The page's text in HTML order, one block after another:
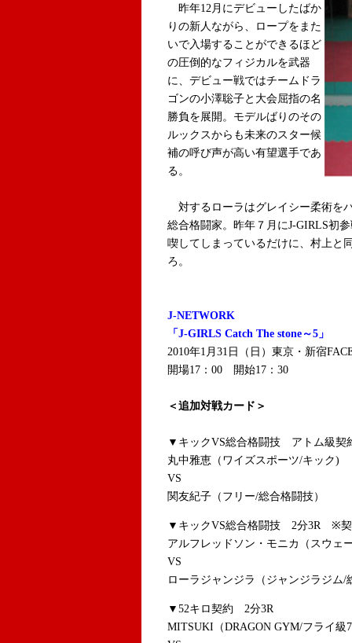
昨年12月にデビューしたばか
りの新人ながら、ロープをまた
いで入場することができるほど
の圧倒的なフィジカルを武器
に、デビュー戦ではチームドラ
ゴンの小澤聡子と大会屈指の名
勝負を展開。モデルばりのその
ルックスからも未来のスター候
補の呼び声が高い有望選手であ
る。
対するローラはグレイシー柔術を
総合格闘家。昨年７月にJ-GIRLS初
喫してしまっているだけに、村上と
ろ。
J-NETWORK
「J-GIRLS Catch The stone～5」
2010年1月31日（日）東京・新宿
開場17：00 開始17：30
＜追加対戦カード＞
▼キックVS総合格闘技 アトム級契
丸中雅恵（ワイズスポーツ/キック)
VS
関友紀子（フリー/総合格闘技）
▼キックVS総合格闘技 2分3R ※契
アルフレッドソン・モニカ（スウェ
VS
ローラジャンジラ（ジャンジラジ
▼52キロ契約 2分3R
MITSUKI（DRAGON GYM/フライ級